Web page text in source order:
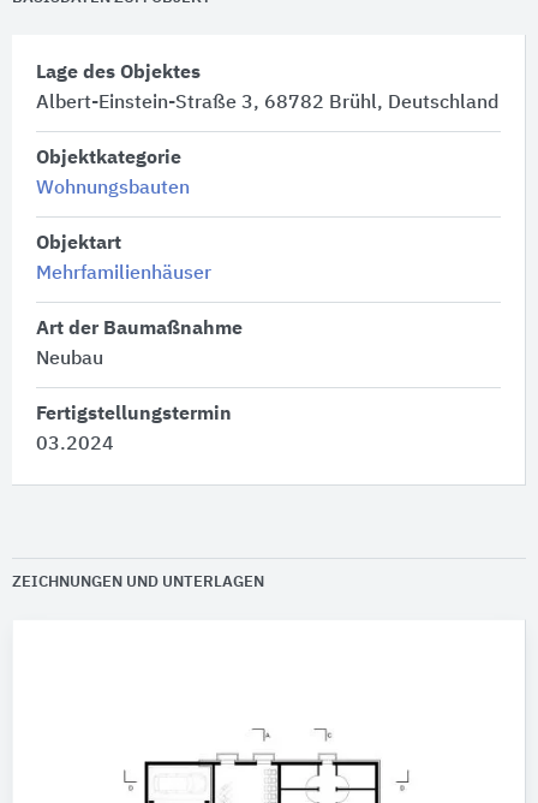
Lage des Objektes
Albert-Einstein-Straße 3, 68782 Brühl, Deutschland
Objektkategorie
Wohnungsbauten
Objektart
Mehrfamilienhäuser
Art der Baumaßnahme
Neubau
Fertigstellungstermin
03.2024
ZEICHNUNGEN UND UNTERLAGEN